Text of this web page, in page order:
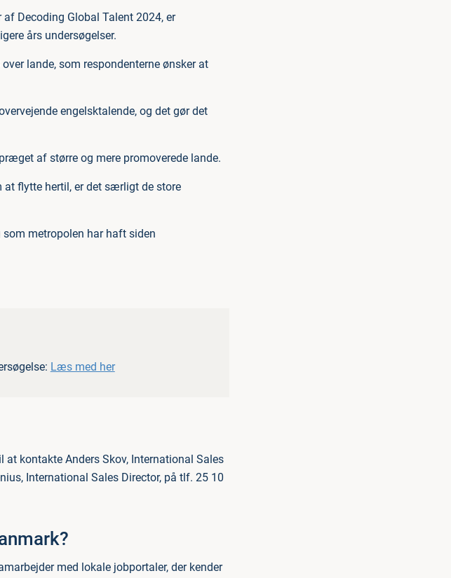
Decoding Global Talent 2024, er
års undersøgelser.
lande, som respondenterne ønsker at
engelsktalende, og det gør det
af større og mere promoverede lande.
at flytte hertil, er det særligt de store
metropolen har haft siden
Læs med her
kontakte Anders Skov, International Sales
International Sales Director, på tlf. 25 10
med lokale jobportaler, der kender